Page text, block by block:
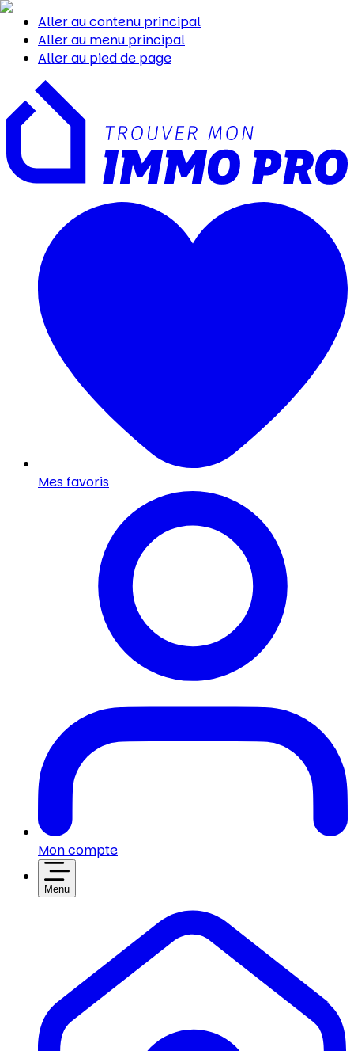
Aller au contenu principal
Aller au menu principal
Aller au pied de page
Mes favoris
Mon compte
Menu